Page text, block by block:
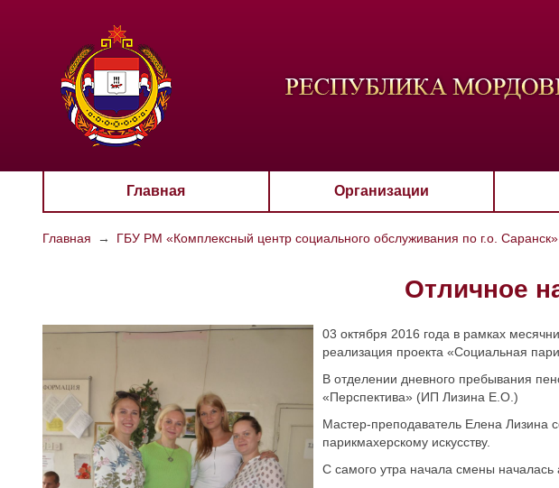
Главная Организации
Главная → ГБУ РМ «Комплексный центр социального обслуживания по г.о. Саранск»
Отличное
03 октября 2016 года в рамках
реализация проекта «Социальная
В отделении дневного пребывания
«Перспектива» (ИП Лизина Е.О.)
Мастер-преподаватель Елена Лизина
парикмахерскому искусству.
С самого утра начала смены